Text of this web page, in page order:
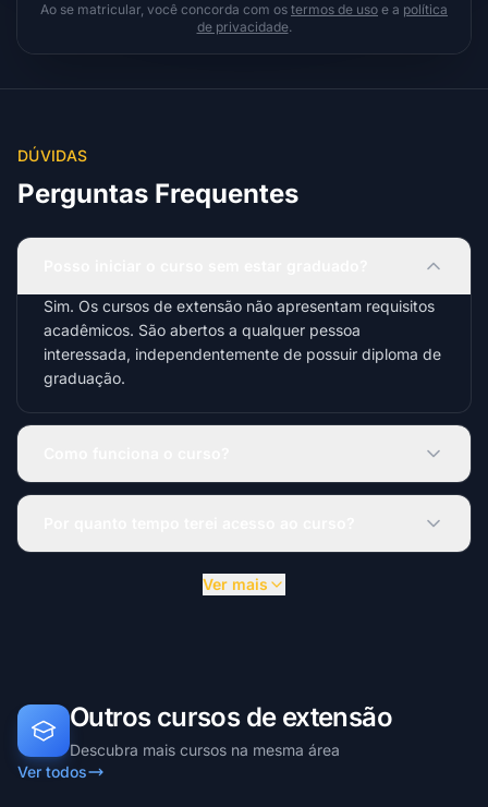
Ao se matricular, você concorda com os termos de uso e a política
de privacidade.
DÚVIDAS
Perguntas Frequentes
Sim. Os cursos de extensão não apresentam requisitos
acadêmicos. São abertos a qualquer pessoa
interessada, independentemente de possuir diploma de
graduação.
Ver mais
Outros cursos de extensão
Descubra mais cursos na mesma área
Ver todos